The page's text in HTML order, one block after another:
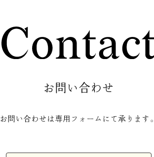
お問い合わせ
お問い合わせは専用フォームにて承ります。